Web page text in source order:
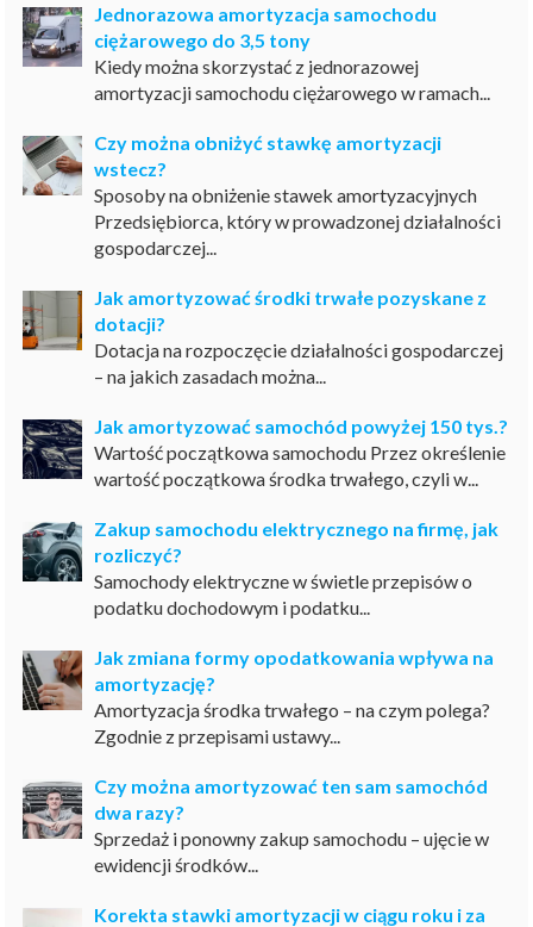
Jednorazowa amortyzacja samochodu
ciężarowego do 3,5 tony
Kiedy można skorzystać z jednorazowej
amortyzacji samochodu ciężarowego w ramach...
Czy można obniżyć stawkę amortyzacji
wstecz?
Sposoby na obniżenie stawek amortyzacyjnych
Przedsiębiorca, który w prowadzonej działalności
gospodarczej...
Jak amortyzować środki trwałe pozyskane z
dotacji?
Dotacja na rozpoczęcie działalności gospodarczej
– na jakich zasadach można...
Jak amortyzować samochód powyżej 150 tys.?
Wartość początkowa samochodu Przez określenie
wartość początkowa środka trwałego, czyli w...
Zakup samochodu elektrycznego na firmę, jak
rozliczyć?
Samochody elektryczne w świetle przepisów o
podatku dochodowym i podatku...
Jak zmiana formy opodatkowania wpływa na
amortyzację?
Amortyzacja środka trwałego – na czym polega?
Zgodnie z przepisami ustawy...
Czy można amortyzować ten sam samochód
dwa razy?
Sprzedaż i ponowny zakup samochodu – ujęcie w
ewidencji środków...
Korekta stawki amortyzacji w ciągu roku i za